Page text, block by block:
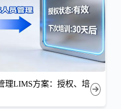
理LIMS方案：授权、培